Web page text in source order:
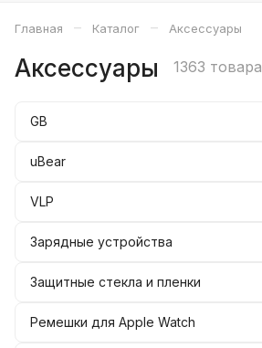
Главная – Каталог – Аксессуары
Аксессуары 1363 товара
GB
uBear
VLP
Зарядные устройства
Защитные стекла и пленки
Ремешки для Apple Watch